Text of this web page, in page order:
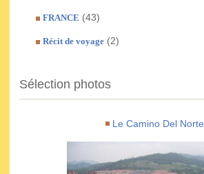
FRANCE (43)
Récit de voyage (2)
Sélection photos
Le Camino Del Norte